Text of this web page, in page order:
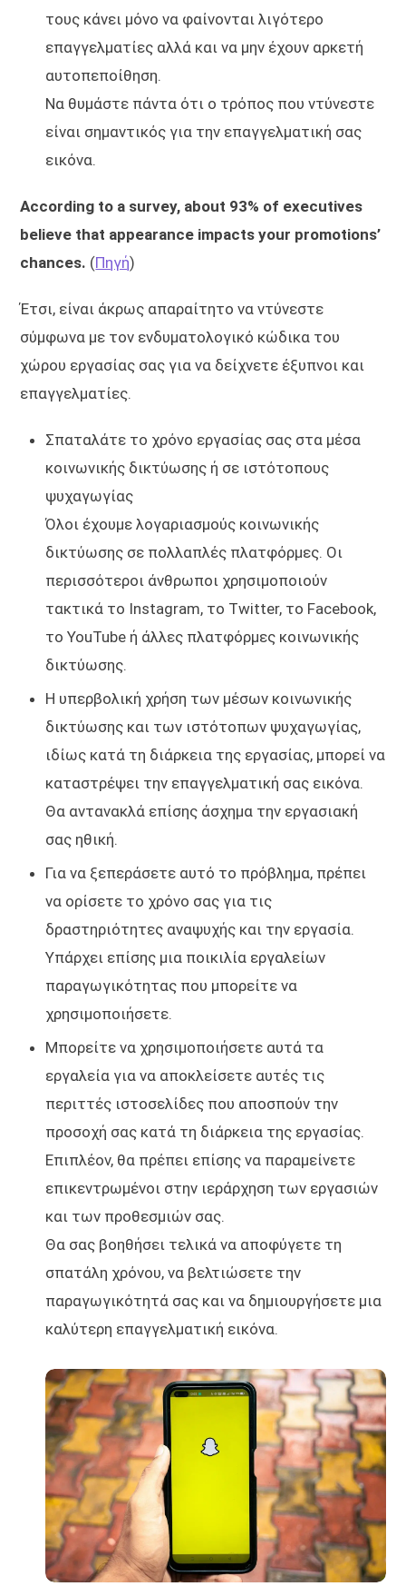
τους κάνει μόνο να φαίνονται λιγότερο
επαγγελματίες αλλά και να μην έχουν αρκετή
αυτοπεποίθηση.
Να θυμάστε πάντα ότι ο τρόπος που ντύνεστε
είναι σημαντικός για την επαγγελματική σας
εικόνα.
According to a survey, about 93% of executives
believe that appearance impacts your promotions’
chances. (Πηγή)
Έτσι, είναι άκρως απαραίτητο να ντύνεστε
σύμφωνα με τον ενδυματολογικό κώδικα του
χώρου εργασίας σας για να δείχνετε έξυπνοι και
επαγγελματίες.
Σπαταλάτε το χρόνο εργασίας σας στα μέσα
κοινωνικής δικτύωσης ή σε ιστότοπους
ψυχαγωγίας
Όλοι έχουμε λογαριασμούς κοινωνικής
δικτύωσης σε πολλαπλές πλατφόρμες. Οι
περισσότεροι άνθρωποι χρησιμοποιούν
τακτικά το Instagram, το Twitter, το Facebook,
το YouTube ή άλλες πλατφόρμες κοινωνικής
δικτύωσης.
Η υπερβολική χρήση των μέσων κοινωνικής
δικτύωσης και των ιστότοπων ψυχαγωγίας,
ιδίως κατά τη διάρκεια της εργασίας, μπορεί να
καταστρέψει την επαγγελματική σας εικόνα.
Θα αντανακλά επίσης άσχημα την εργασιακή
σας ηθική.
Για να ξεπεράσετε αυτό το πρόβλημα, πρέπει
να ορίσετε το χρόνο σας για τις
δραστηριότητες αναψυχής και την εργασία.
Υπάρχει επίσης μια ποικιλία εργαλείων
παραγωγικότητας που μπορείτε να
χρησιμοποιήσετε.
Μπορείτε να χρησιμοποιήσετε αυτά τα
εργαλεία για να αποκλείσετε αυτές τις
περιττές ιστοσελίδες που αποσπούν την
προσοχή σας κατά τη διάρκεια της εργασίας.
Επιπλέον, θα πρέπει επίσης να παραμείνετε
επικεντρωμένοι στην ιεράρχηση των εργασιών
και των προθεσμιών σας.
Θα σας βοηθήσει τελικά να αποφύγετε τη
σπατάλη χρόνου, να βελτιώσετε την
παραγωγικότητά σας και να δημιουργήσετε μια
καλύτερη επαγγελματική εικόνα.